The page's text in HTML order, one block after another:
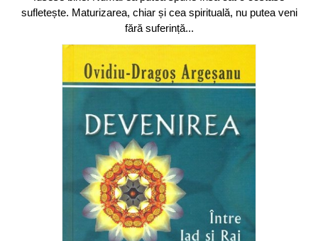
sufletește. Maturizarea, chiar și cea spirituală, nu putea veni
fără suferință...